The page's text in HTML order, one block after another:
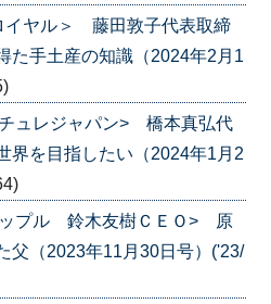
イヤル＞ 藤田敦子代表取締
た手土産の知識（2024年2月1
ュレジャパン> 橋本真弘代
界を目指したい（2024年1月2
ップル 鈴木友樹ＣＥＯ> 原
父（2023年11月30日号）('23/